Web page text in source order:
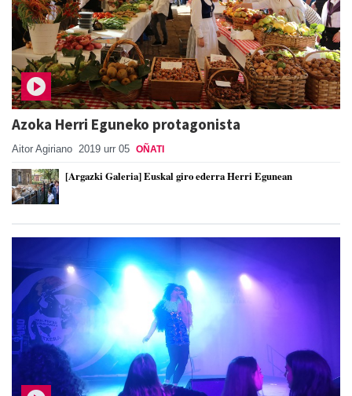
Azoka Herri Eguneko protagonista
Aitor Agiriano 2019 urr 05 OÑATI
[Argazki Galeria] Euskal giro ederra Herri Egunean